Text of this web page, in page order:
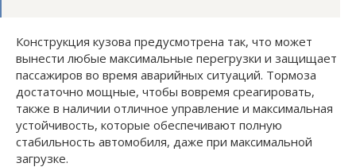
Конструкция кузова предусмотрена так, что может
вынести любые максимальные перегрузки и защищает
пассажиров во время аварийных ситуаций. Тормоза
достаточно мощные, чтобы вовремя среагировать,
также в наличии отличное управление и максимальная
устойчивость, которые обеспечивают полную
стабильность автомобиля, даже при максимальной
загрузке.